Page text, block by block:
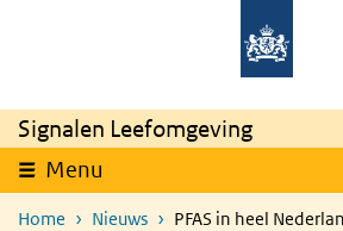
Overslaan en naar de inhoud gaan
Signalen Leefomgeving
Menu
Home Nieuws PFAS in heel